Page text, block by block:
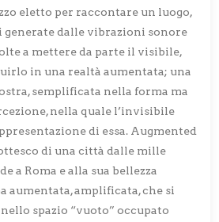
eletto per raccontare un luogo,
dalle vibrazioni sonore
a mettere da parte il visibile,
in una realtà aumentata; una
semplificata nella forma ma
nella quale l’invisibile
di essa. Augmented
di una città dalle mille
a Roma e alla sua bellezza
aumentata, amplificata, che si
spazio “vuoto” occupato